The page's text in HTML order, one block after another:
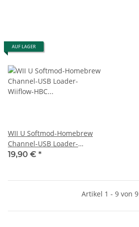
AUF LAGER
WII U Softmod-Homebrew
Channel-USB Loader-
Wiiflow-HBC aufspielen
19,90 € *
Artikel 1 - 9 von 9